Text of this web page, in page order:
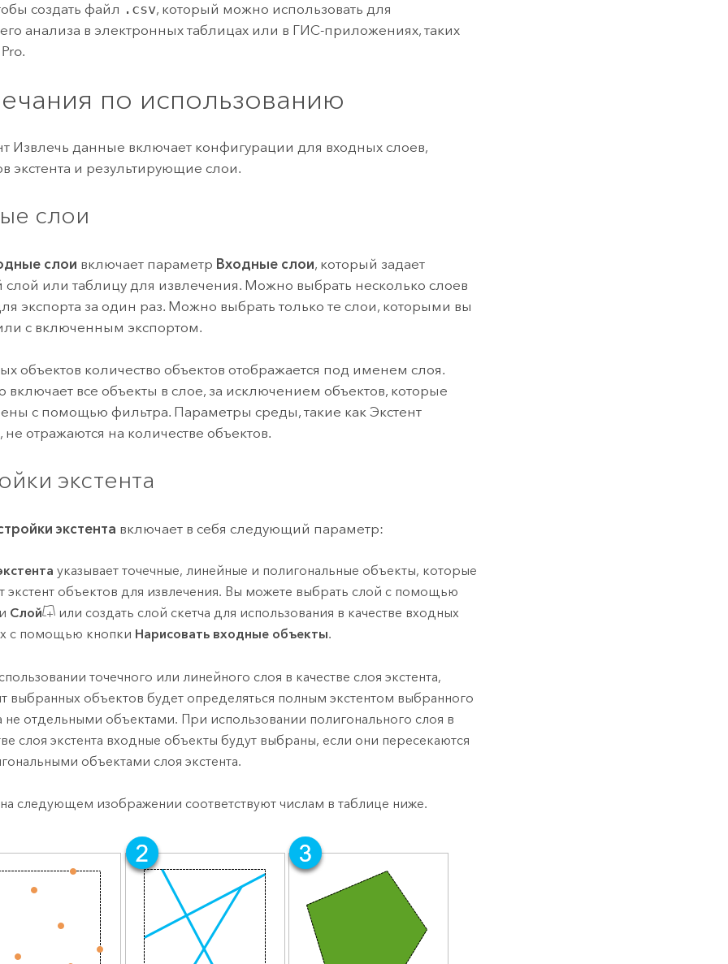
создать файл .csv, который можно использовать для
анализа в электронных таблицах или в ГИС-приложениях, таких
.
по использованию
Извлечь данные включает конфигурации для входных слоев,
экстента и результирующие слои.
слои
слои включает параметр Входные слои, который задает
слой или таблицу для извлечения. Можно выбрать несколько слоев
экспорта за один раз. Можно выбрать только те слои, которыми вы
с включенным экспортом.
объектов количество объектов отображается под именем слоя.
включает все объекты в слое, за исключением объектов, которые
с помощью фильтра. Параметры среды, такие как Экстент
не отражаются на количестве объектов.
экстента
экстента включает в себя следующий параметр:
указывает точечные, линейные и полигональные объекты, которые
экстент объектов для извлечения. Вы можете выбрать слой с помощью
Слой
или создать слой скетча для использования в качестве входных
с помощью кнопки Нарисовать входные объекты.
точечного или линейного слоя в качестве слоя экстента,
выбранных объектов будет определяться полным экстентом выбранного
не отдельными объектами. При использовании полигонального слоя в
слоя экстента входные объекты будут выбраны, если они пересекаются
объектами слоя экстента.
следующем изображении соответствуют числам в таблице ниже.